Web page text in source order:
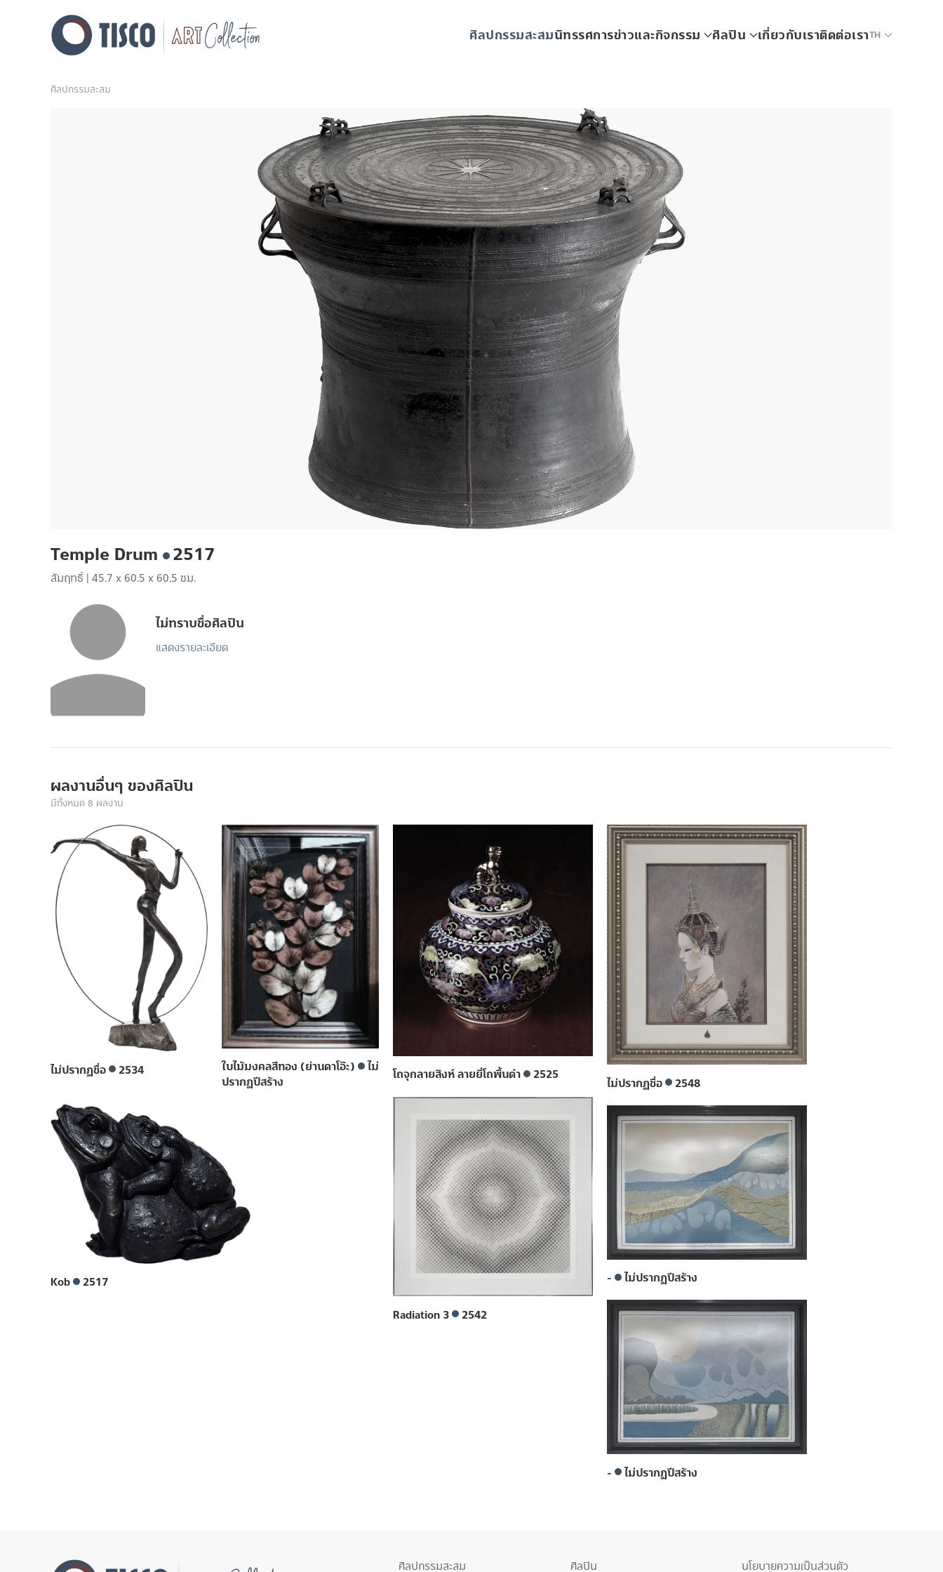
ศิลปกรรมสะสมนิทรรศการข่าวและกิจกรรม ศิลปิน เกี่ยวกับเราติดต่อเราTH
ศิลปกรรมสะสม
Temple Drum 2517
สัมฤทธิ์ | 45.7 x 60.5 x 60.5 ซม.
ไม่ทราบชื่อศิลปิน
แสดงรายละเอียด
ผลงานอื่นๆ ของศิลปิน
มีทั้งหมด 8 ผลงาน
ไม่ปรากฎชื่อ 2534 ใบไม้มงคลสีทอง (ย่านดาโอ๊ะ)
ไม่
ปรากฏปีสร้าง
โถจุกลายสิงห์ ลายยี่โถพื้นดำ 2525
ไม่ปรากฏชื่อ 2548
Radiation 3 2542
Kob 2517 - ไม่ปรากฏปีสร้าง
- ไม่ปรากฏปีสร้าง
ศิลปกรรมสะสม ศิลปิน นโยบายความเป็นส่วนตัว